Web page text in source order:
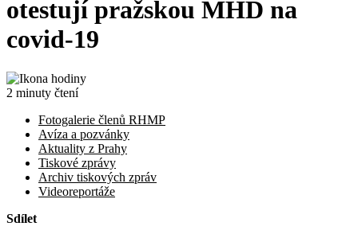
otestují pražskou MHD na
covid-19
2 minuty čtení
Fotogalerie členů RHMP
Avíza a pozvánky
Aktuality z Prahy
Tiskové zprávy
Archiv tiskových zpráv
Videoreportáže
Sdílet